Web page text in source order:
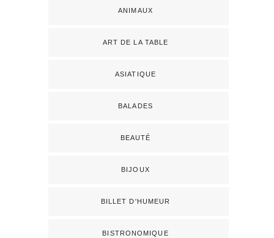
ANIMAUX
ART DE LA TABLE
ASIATIQUE
BALADES
BEAUTÉ
BIJOUX
BILLET D'HUMEUR
BISTRONOMIQUE